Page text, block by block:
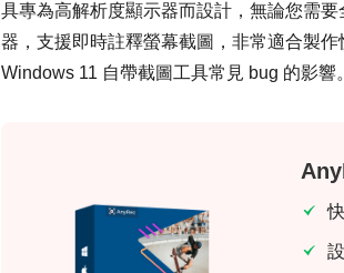
具專為高解析度顯示器而設計，無論您需
器，支援即時註釋螢幕截圖，非常適合製
Windows 11 自帶截圖工具常見 bug 的影響。